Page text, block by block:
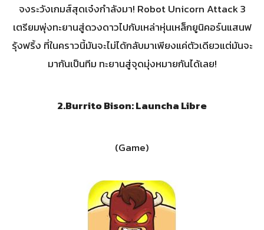
จงระวังเกมส์สุดเจ๋งกำลังมา! Robot Unicorn Attack 3
เตรียมพุ่งทะยานสู่ดวงดาวไปกับเหล่าหุ่นเหล็กยูนิคอร์นแสนฟ
รุ้งฟริ้ง ที่ในคราวนี้มันจะไม่ได้กลับมาเพียงแค่ตัวเดียวแต่มันจะ
มากันเป็นทีม ทะยานสู่จุดมุ่งหมายกันได้เลย!
2.Burrito Bison: Launcha Libre
(Game)